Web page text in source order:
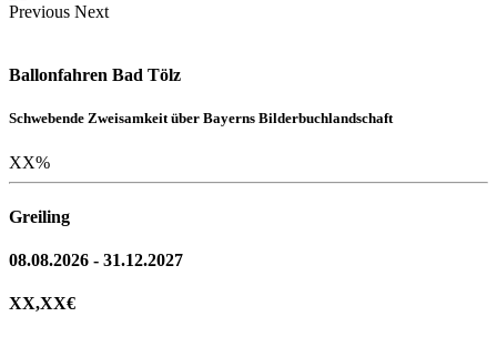
Previous Next
Ballonfahren Bad Tölz
Schwebende Zweisamkeit über Bayerns Bilderbuchlandschaft
XX%
Greiling
08.08.2026 - 31.12.2027
XX,XX€